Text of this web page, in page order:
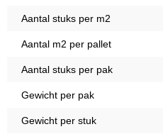
Aantal stuks per m2
Aantal m2 per pallet
Aantal stuks per pak
Gewicht per pak
Gewicht per stuk